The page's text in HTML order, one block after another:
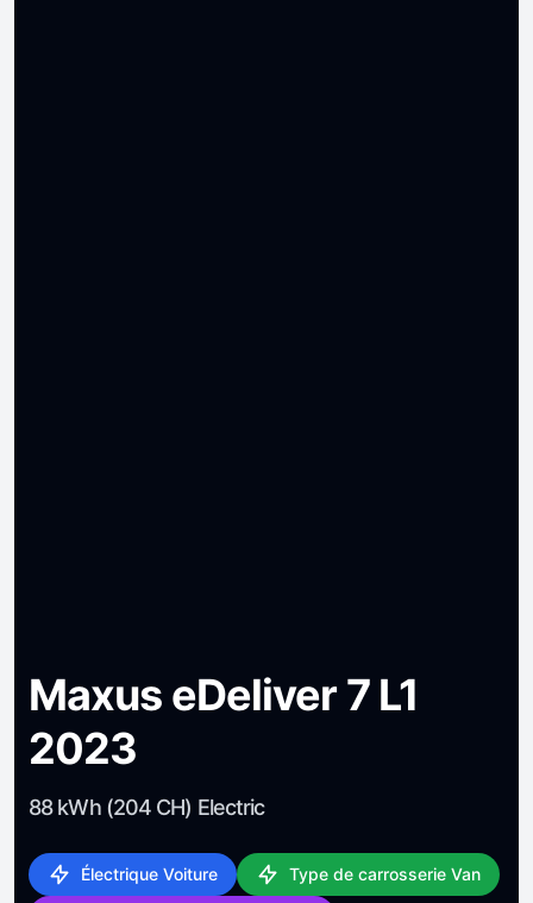
Maxus eDeliver 7 L1
2023
88 kWh (204 CH) Electric
Électrique Voiture Type de carrosserie Van